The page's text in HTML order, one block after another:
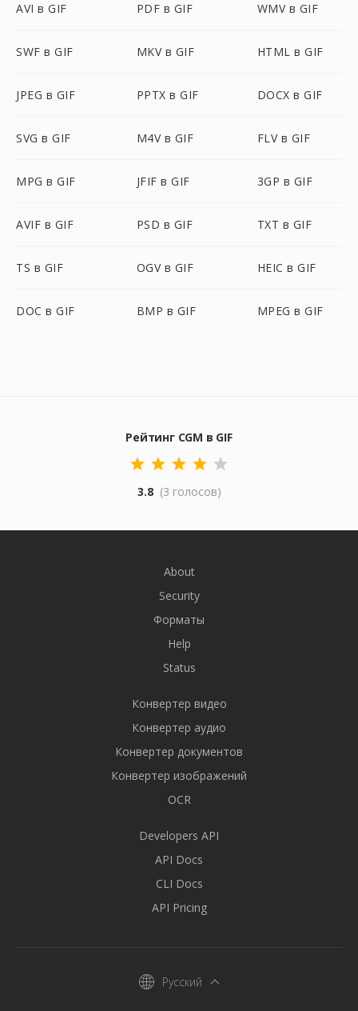
AVI в GIF PDF в GIF WMV в GIF
SWF в GIF MKV в GIF HTML в GIF
JPEG в GIF PPTX в GIF DOCX в GIF
SVG в GIF M4V в GIF FLV в GIF
MPG в GIF JFIF в GIF 3GP в GIF
AVIF в GIF PSD в GIF TXT в GIF
TS в GIF OGV в GIF HEIC в GIF
DOC в GIF BMP в GIF MPEG в GIF
Рейтинг CGM в GIF
3.8 (3 голосов)
About
Security
Форматы
Help
Status
Конвертер видео
Конвертер аудио
Конвертер документов
Конвертер изображений
OCR
Developers API
API Docs
CLI Docs
API Pricing
Русский